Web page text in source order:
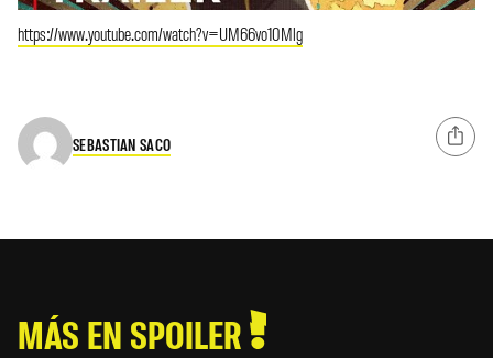
https://www.youtube.com/watch?v=UM66vo10Mlg
SEBASTIAN SACO
MÁS EN SPOILER